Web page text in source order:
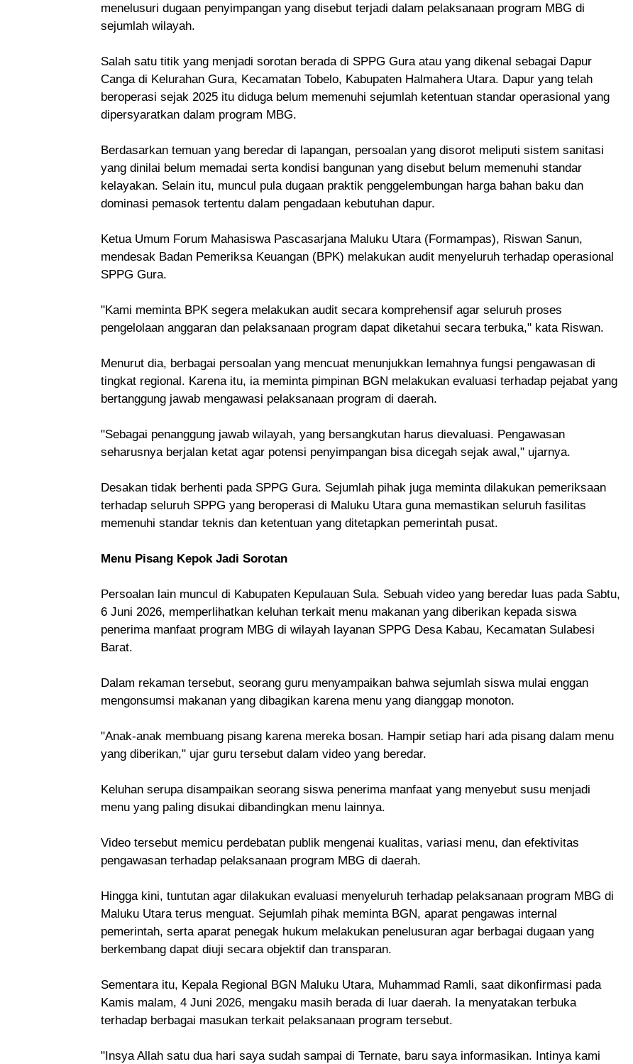
menelusuri dugaan penyimpangan yang disebut terjadi dalam pelaksanaan program MBG di
sejumlah wilayah.
Salah satu titik yang menjadi sorotan berada di SPPG Gura atau yang dikenal sebagai Dapur
Canga di Kelurahan Gura, Kecamatan Tobelo, Kabupaten Halmahera Utara. Dapur yang telah
beroperasi sejak 2025 itu diduga belum memenuhi sejumlah ketentuan standar operasional yang
dipersyaratkan dalam program MBG.
Berdasarkan temuan yang beredar di lapangan, persoalan yang disorot meliputi sistem sanitasi
yang dinilai belum memadai serta kondisi bangunan yang disebut belum memenuhi standar
kelayakan. Selain itu, muncul pula dugaan praktik penggelembungan harga bahan baku dan
dominasi pemasok tertentu dalam pengadaan kebutuhan dapur.
Ketua Umum Forum Mahasiswa Pascasarjana Maluku Utara (Formampas), Riswan Sanun,
mendesak Badan Pemeriksa Keuangan (BPK) melakukan audit menyeluruh terhadap operasional
SPPG Gura.
"Kami meminta BPK segera melakukan audit secara komprehensif agar seluruh proses
pengelolaan anggaran dan pelaksanaan program dapat diketahui secara terbuka," kata Riswan.
Menurut dia, berbagai persoalan yang mencuat menunjukkan lemahnya fungsi pengawasan di
tingkat regional. Karena itu, ia meminta pimpinan BGN melakukan evaluasi terhadap pejabat yang
bertanggung jawab mengawasi pelaksanaan program di daerah.
"Sebagai penanggung jawab wilayah, yang bersangkutan harus dievaluasi. Pengawasan
seharusnya berjalan ketat agar potensi penyimpangan bisa dicegah sejak awal," ujarnya.
Desakan tidak berhenti pada SPPG Gura. Sejumlah pihak juga meminta dilakukan pemeriksaan
terhadap seluruh SPPG yang beroperasi di Maluku Utara guna memastikan seluruh fasilitas
memenuhi standar teknis dan ketentuan yang ditetapkan pemerintah pusat.
Menu Pisang Kepok Jadi Sorotan
Persoalan lain muncul di Kabupaten Kepulauan Sula. Sebuah video yang beredar luas pada Sabtu,
6 Juni 2026, memperlihatkan keluhan terkait menu makanan yang diberikan kepada siswa
penerima manfaat program MBG di wilayah layanan SPPG Desa Kabau, Kecamatan Sulabesi
Barat.
Dalam rekaman tersebut, seorang guru menyampaikan bahwa sejumlah siswa mulai enggan
mengonsumsi makanan yang dibagikan karena menu yang dianggap monoton.
"Anak-anak membuang pisang karena mereka bosan. Hampir setiap hari ada pisang dalam menu
yang diberikan," ujar guru tersebut dalam video yang beredar.
Keluhan serupa disampaikan seorang siswa penerima manfaat yang menyebut susu menjadi
menu yang paling disukai dibandingkan menu lainnya.
Video tersebut memicu perdebatan publik mengenai kualitas, variasi menu, dan efektivitas
pengawasan terhadap pelaksanaan program MBG di daerah.
Hingga kini, tuntutan agar dilakukan evaluasi menyeluruh terhadap pelaksanaan program MBG di
Maluku Utara terus menguat. Sejumlah pihak meminta BGN, aparat pengawas internal
pemerintah, serta aparat penegak hukum melakukan penelusuran agar berbagai dugaan yang
berkembang dapat diuji secara objektif dan transparan.
Sementara itu, Kepala Regional BGN Maluku Utara, Muhammad Ramli, saat dikonfirmasi pada
Kamis malam, 4 Juni 2026, mengaku masih berada di luar daerah. Ia menyatakan terbuka
terhadap berbagai masukan terkait pelaksanaan program tersebut.
"Insya Allah satu dua hari saya sudah sampai di Ternate, baru saya informasikan. Intinya kami